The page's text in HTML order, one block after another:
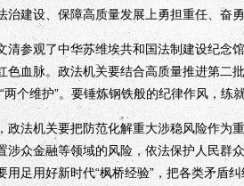
治建设、保障高质量发展上勇担重任、奋
参观了中华苏维埃共和国法制建设纪念
色血脉。政法机关要结合高质量推进第二
两个维护”。要锤炼钢铁般的纪律作风，
机关要把防范化解重大涉稳风险作为重
涉众金融等领域的风险，依法保护人民群
用足用好新时代“枫桥经验”，把各类矛盾